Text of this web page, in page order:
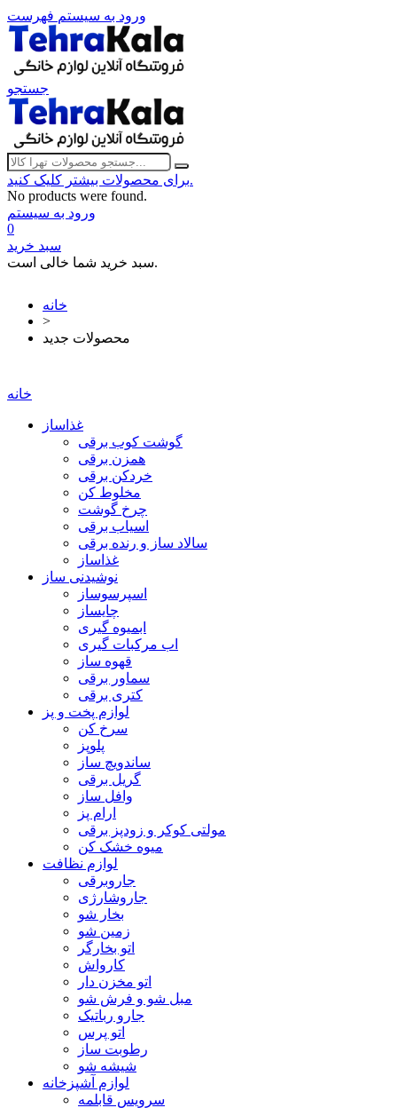
ورود به سیستم فهرست
جستجو
برای محصولات بیشتر کلیک کنید.
No products were found.
ورود به سیستم
0
سبد خرید
سبد خرید شما خالی است.
خانه
>
محصولات جدید
خانه
غذاساز
گوشت کوب برقی
همزن برقی
خردکن برقی
مخلوط کن
چرخ گوشت
اسیاب برقی
سالاد ساز و رنده برقی
غذاساز
نوشیدنی ساز
اسپرسوساز
چایساز
ابمیوه گیری
اب مرکبات گیری
قهوه ساز
سماور برقی
کتری برقی
لوازم پخت و پز
سرخ کن
پلوپز
ساندویچ ساز
گریل برقی
وافل ساز
ارام پز
مولتی کوکر و زودپز برقی
میوه خشک کن
لوازم نظافت
جاروبرقی
جاروشارژی
بخار شو
زمین شو
اتو بخارگر
کارواش
اتو مخزن دار
مبل شو و فرش شو
جارو رباتیک
اتو پرس
رطوبت ساز
شیشه شو
لوازم آشپزخانه
سرویس قابلمه